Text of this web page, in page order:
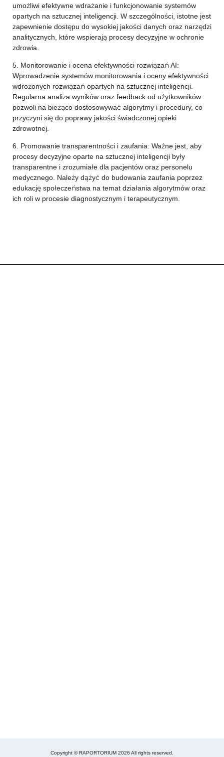
umożliwi efektywne wdrażanie i funkcjonowanie systemów
opartych na sztucznej inteligencji. W szczególności, istotne jest
zapewnienie dostępu do wysokiej jakości danych oraz narzędzi
analitycznych, które wspierają procesy decyzyjne w ochronie
zdrowia.
5. Monitorowanie i ocena efektywności rozwiązań AI:
Wprowadzenie systemów monitorowania i oceny efektywności
wdrożonych rozwiązań opartych na sztucznej inteligencji.
Regularna analiza wyników oraz feedback od użytkowników
pozwoli na bieżąco dostosowywać algorytmy i procedury, co
przyczyni się do poprawy jakości świadczonej opieki
zdrowotnej.
6. Promowanie transparentności i zaufania: Ważne jest, aby
procesy decyzyjne oparte na sztucznej inteligencji były
transparentne i zrozumiałe dla pacjentów oraz personelu
medycznego. Należy dążyć do budowania zaufania poprzez
edukację społeczeństwa na temat działania algorytmów oraz
ich roli w procesie diagnostycznym i terapeutycznym.
Copyright © RAPORTORIUM 2026 All rights reserved.